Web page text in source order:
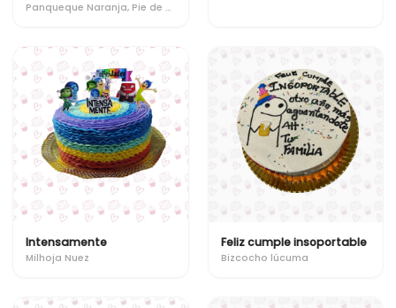
Panqueque Naranja, Pie de Limón, Cachitos, Tartaleta de frutos rojos
Intensamente
Milhoja Nuez
Feliz cumple insoportable
Bizcocho lúcuma